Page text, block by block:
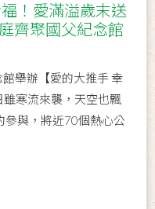
！愛滿溢歲末送
齊聚國父紀念館
舉辦【愛的大推手 幸
寒流來襲，天空也飄
參與，將近70個熱心公